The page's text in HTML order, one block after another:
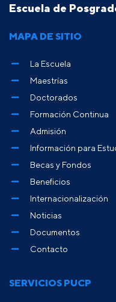
Escuela de
MAPA DE SITIO
La Escuela
Maestrías
Doctorados
Formación Continua
Admisión
Información para
Becas y Fondos
Beneficios
Internacionalización
Noticias
Documentos
Contacto
SERVICIOS PUCP